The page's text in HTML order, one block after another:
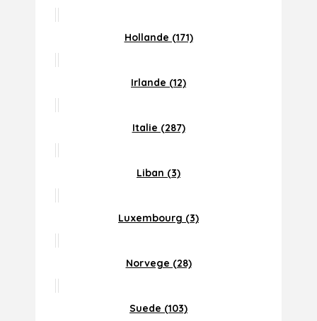
Hollande (171)
Irlande (12)
Italie (287)
Liban (3)
Luxembourg (3)
Norvege (28)
Suede (103)